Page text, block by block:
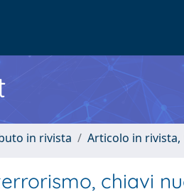
in rivista Articolo in rivista,
chiavi